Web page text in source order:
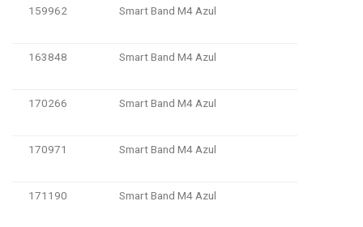
159962 Smart Band M4 Azul
163848 Smart Band M4 Azul
170266 Smart Band M4 Azul
170971 Smart Band M4 Azul
171190 Smart Band M4 Azul